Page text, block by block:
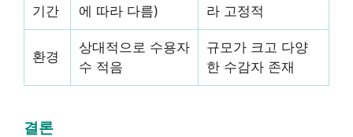
기간
에 따라 다름)
라 고정적
환경
상대적으로 수용자
수 적음
규모가 크고 다양
한 수감자 존재
결론